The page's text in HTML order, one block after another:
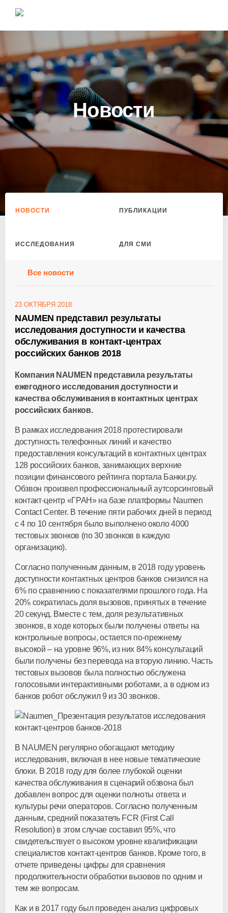
Новости
НОВОСТИ ПУБЛИКАЦИИ
ИССЛЕДОВАНИЯ ДЛЯ СМИ
Все новости
23 ОКТЯБРЯ 2018
NAUMEN представил результаты
исследования доступности и качества
обслуживания в контакт-центрах
российских банков 2018
Компания NAUMEN представила результаты
ежегодного исследования доступности и
качества обслуживания в контактных центрах
российских банков.
В рамках исследования 2018 протестировали
доступность телефонных линий и качество
предоставления консультаций в контактных центрах
128 российских банков, занимающих верхние
позиции финансового рейтинга портала Банки.ру.
Обзвон произвел профессиональный аутсорсинговый
контакт-центр «ГРАН» на базе платформы Naumen
Contact Center. В течение пяти рабочих дней в период
с 4 по 10 сентября было выполнено около 4000
тестовых звонков (по 30 звонков в каждую
организацию).
Согласно полученным данным, в 2018 году уровень
доступности контактных центров банков снизился на
6% по сравнению с показателями прошлого года. На
20% сократилась доля вызовов, принятых в течение
20 секунд. Вместе с тем, доля результативных
звонков, в ходе которых были получены ответы на
контрольные вопросы, остается по-прежнему
высокой – на уровне 96%, из них 84% консультаций
были получены без перевода на вторую линию. Часть
тестовых вызовов была полностью обслужена
голосовыми интерактивными роботами, а в одном из
банков робот обслужил 9 из 30 звонков.
В NAUMEN регулярно обогащают методику
исследования, включая в нее новые тематические
блоки. В 2018 году для более глубокой оценки
качества обслуживания в сценарий обзвона был
добавлен вопрос для оценки полноты ответа и
культуры речи операторов. Согласно полученным
данным, средний показатель FCR (First Call
Resolution) в этом случае составил 95%, что
свидетельствует о высоком уровне квалификации
специалистов контакт-центров банков. Кроме того, в
отчете приведены цифры для сравнения
продолжительности обработки вызовов по одним и
тем же вопросам.
Как и в 2017 году был проведен анализ цифровых